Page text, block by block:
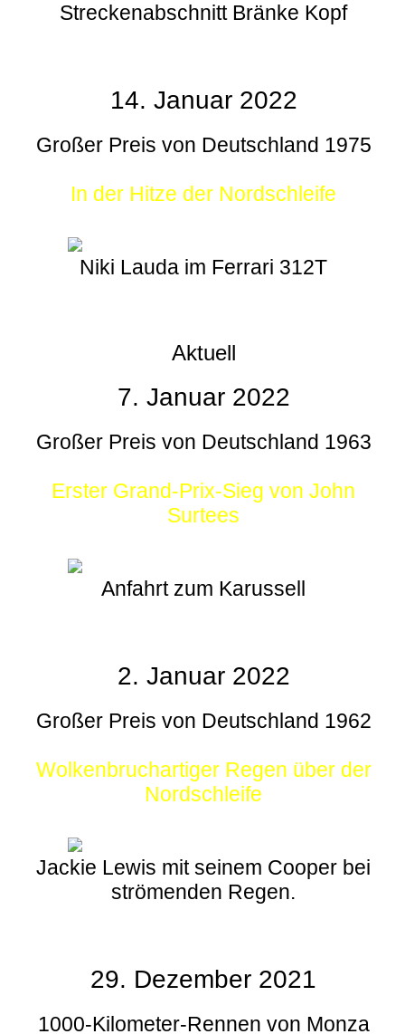
Streckenabschnitt Bränke Kopf
14. Januar 2022
Großer Preis von Deutschland 1975
In der Hitze der Nordschleife
Niki Lauda im Ferrari 312T
Aktuell
7. Januar 2022
Großer Preis von Deutschland 1963
Erster Grand-Prix-Sieg von John
Surtees
Anfahrt zum Karussell
2. Januar 2022
Großer Preis von Deutschland 1962
Wolkenbruchartiger Regen über der
Nordschleife
Jackie Lewis mit seinem Cooper bei
strömenden Regen.
29. Dezember 2021
1000-Kilometer-Rennen von Monza